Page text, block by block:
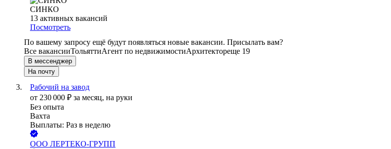
СИНКО
13 активных вакансий
Посмотреть
По вашему запросу ещё будут появляться новые вакансии. Присылать вам?
Все вакансииТольяттиАгент по недвижимостиАрхитектореще 19
В мессенджер
На почту
Рабочий на завод
от 230 000 ₽ за месяц, на руки
Без опыта
Вахта
Выплаты: Раз в неделю
ООО ЛЕРТЕКО-ГРУПП